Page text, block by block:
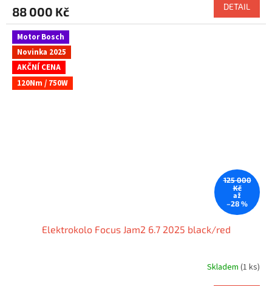
88 000 Kč DETAIL
Motor Bosch
Novinka 2025
AKČNÍ CENA
120Nm / 750W
125 000
Kč
až
–28 %
Elektrokolo Focus Jam2 6.7 2025 black/red
Skladem (1 ks)